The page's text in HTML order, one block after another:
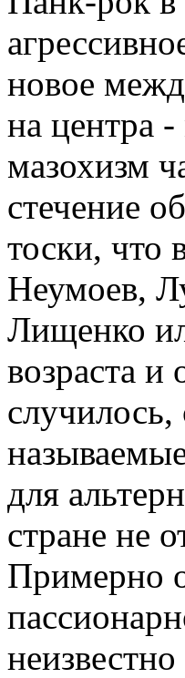
новое
на центра
мазохизм
стечение
тоски, что
Неумоев,
Лищенко
возраста
случилось,
для
стране не
Примерно